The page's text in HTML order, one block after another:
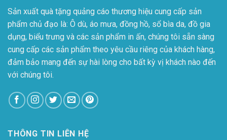
Sản xuất quà tặng quảng cáo thương hiệu cung cấp sản
phẩm chủ đạo là: Ô dù, áo mưa, đồng hồ, sổ bìa da, đồ gia
dụng, biểu trưng và các sản phẩm in ấn, chúng tôi sẵn sàng
cung cấp các sản phẩm theo yêu cầu riêng của khách hàng,
đảm bảo mang đến sự hài lòng cho bất kỳ vị khách nào đến
với chúng tôi.
THÔNG TIN LIÊN HỆ